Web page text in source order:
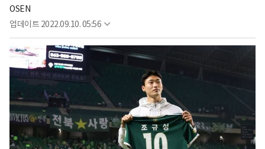
OSEN
업데이트 2022.09.10. 05:56